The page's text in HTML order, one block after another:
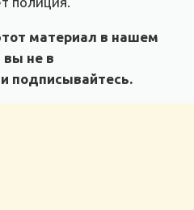
материал в нашем
вы не в
и подписывайтесь.